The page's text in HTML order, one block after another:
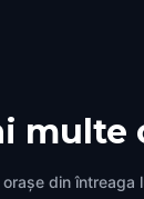
multe
din întreaga